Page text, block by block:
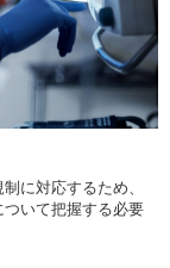
に対応するため、
いて把握する必要